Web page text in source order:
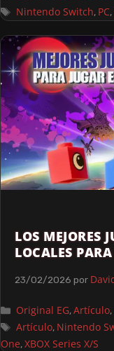
Nintendo Switch, PC,
LOS MEJORES
LOCALES
23/02/2026 por
Original EG,Artículo,
Artículo, Nintendo
One,XBOX Series X/S